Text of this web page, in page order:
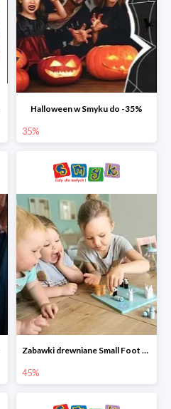
Halloween w Smyku do -35%
35%
Zabawki drewniane Small Foot do -45%
45%